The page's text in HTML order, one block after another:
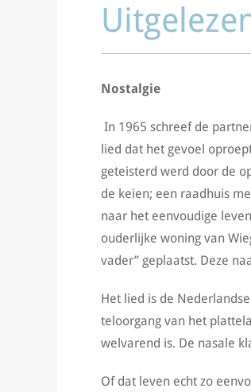
Nostalgie
In 1965 schreef de
lied dat het gevoel
geteisterd werd door de
de keien; een raadhuis
naar het eenvoudige
ouderlijke woning van
vader” geplaatst. Deze
Het lied is de
teloorgang van het
welvarend is. De nasale
Of dat leven echt zo